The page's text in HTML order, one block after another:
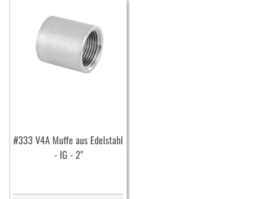
#333 V4A Muffe aus Edelstahl
- IG - 2"